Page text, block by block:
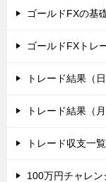
ゴールドFXの基
ゴールドFXトレ
トレード結果（日
トレード結果（月
トレード収支一覧
100万円チャレン